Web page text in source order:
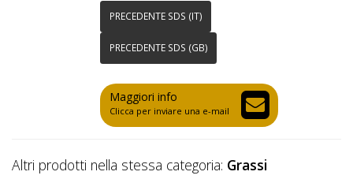
PRECEDENTE SDS (IT)
PRECEDENTE SDS (GB)
Maggiori info
Clicca per inviare una e-mail
Altri prodotti nella stessa categoria: Grassi